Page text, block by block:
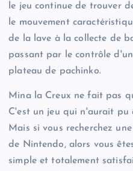
le jeu continue de trouver
le mouvement
de la lave à la collecte de
passant par le contrôle
plateau de pachinko.
Mina la Creux ne fait pas
C'est un jeu qui n'aurait pu
Mais si vous recherchez
de Nintendo, alors vous
simple et totalement